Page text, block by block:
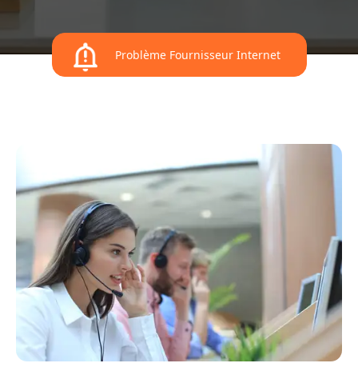
Problème Fournisseur Internet